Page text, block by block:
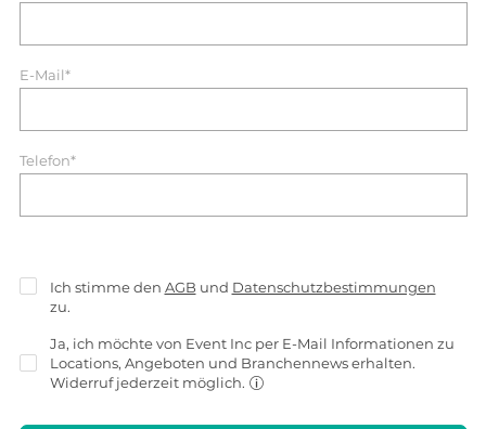
E-Mail*
Telefon*
Ich stimme den AGB und Datenschutzbestimmungen
zu.
Ja, ich möchte von Event Inc per E-Mail Informationen zu
Locations, Angeboten und Branchennews erhalten.
Widerruf jederzeit möglich.